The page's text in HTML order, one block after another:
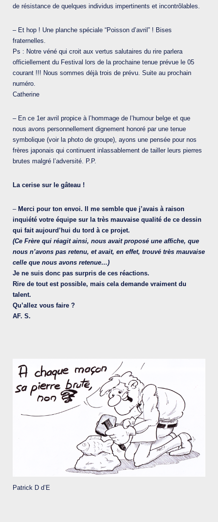
de résistance de quelques individus impertinents et incontrôlables.
– Et hop ! Une planche spéciale “Poisson d’avril” ! Bises
fraternelles.
Ps : Notre véné qui croit aux vertus salutaires du rire parlera
officiellement du Festival lors de la prochaine tenue prévue le 05
courant !!! Nous sommes déjà trois de prévu. Suite au prochain
numéro.
Catherine
– En ce 1er avril propice à l’hommage de l’humour belge et que
nous avons personnellement dignement honoré par une tenue
symbolique (voir la photo de groupe), ayons une pensée pour nos
frères japonais qui continuent inlassablement de tailler leurs pierres
brutes malgré l’adversité. P.P.
La cerise sur le gâteau !
–Merci pour ton envoi. Il me semble que j’avais à raison
inquiété votre équipe sur la très mauvaise qualité de ce dessin
qui fait aujourd’hui du tord à ce projet.
(Ce Frère qui réagit ainsi, nous avait proposé une affiche, que
nous n’avons pas retenu, et avait, en effet, trouvé très mauvaise
celle que nous avons retenue…)
Je ne suis donc pas surpris de ces réactions.
Rire de tout est possible, mais cela demande vraiment du
talent.
Qu’allez vous faire ?
AF. S.
Patrick D d’E